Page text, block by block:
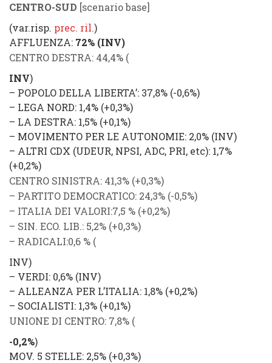
CENTRO-SUD [scenario base]
(var.risp. prec. ril.)
AFFLUENZA: 72% (INV)
CENTRO DESTRA: 44,4% (
INV)
– POPOLO DELLA LIBERTA’: 37,8% (-0,6%)
– LEGA NORD: 1,4% (+0,3%)
– LA DESTRA: 1,5% (+0,1%)
– MOVIMENTO PER LE AUTONOMIE: 2,0% (INV)
– ALTRI CDX (UDEUR, NPSI, ADC, PRI, etc): 1,7%
(+0,2%)
CENTRO SINISTRA: 41,3% (+0,3%)
– PARTITO DEMOCRATICO: 24,3% (-0,5%)
– ITALIA DEI VALORI:7,5 % (+0,2%)
– SIN. ECO. LIB.: 5,2% (+0,3%)
– RADICALI:0,6 % (
INV)
– VERDI: 0,6% (INV)
– ALLEANZA PER L’ITALIA: 1,8% (+0,2%)
– SOCIALISTI: 1,3% (+0,1%)
UNIONE DI CENTRO: 7,8% (
-0,2%)
MOV. 5 STELLE: 2,5% (+0,3%)